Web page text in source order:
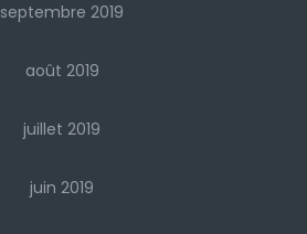
septembre 2019
août 2019
juillet 2019
juin 2019